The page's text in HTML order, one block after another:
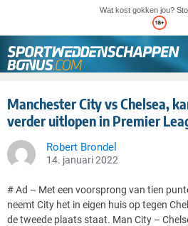
Wat kost gokken jou?
Manchester City vs Chelsea,
verder uitlopen in Premier
Robert Brondel
14. januari 2022
# Ad – Met een voorsprong van tien
neemt City het in eigen huis op tegen
de tweede plaats staat. Man City –